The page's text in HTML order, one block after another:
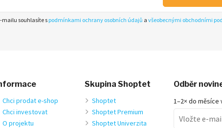
mailu souhlasíte s podmínkami ochrany osobních údajů a všeobecnými obchodními
Chci prodat e-shop
Chci investovat
O projektu
Skupina Shoptet
Shoptet
Shoptet Premium
Shoptet Univerzita
Odběr
1–2× do